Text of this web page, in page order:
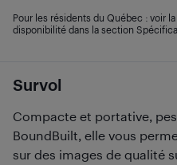
Survol
Compacte et portative,
BoundBuilt, elle vous
sur des images de qualité
Pour les résidents du Québec : voir
disponibilité dans la section